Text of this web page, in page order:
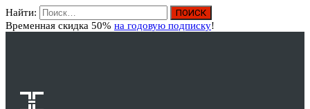
Найти:
Временная скидка 50% на годовую подписку!